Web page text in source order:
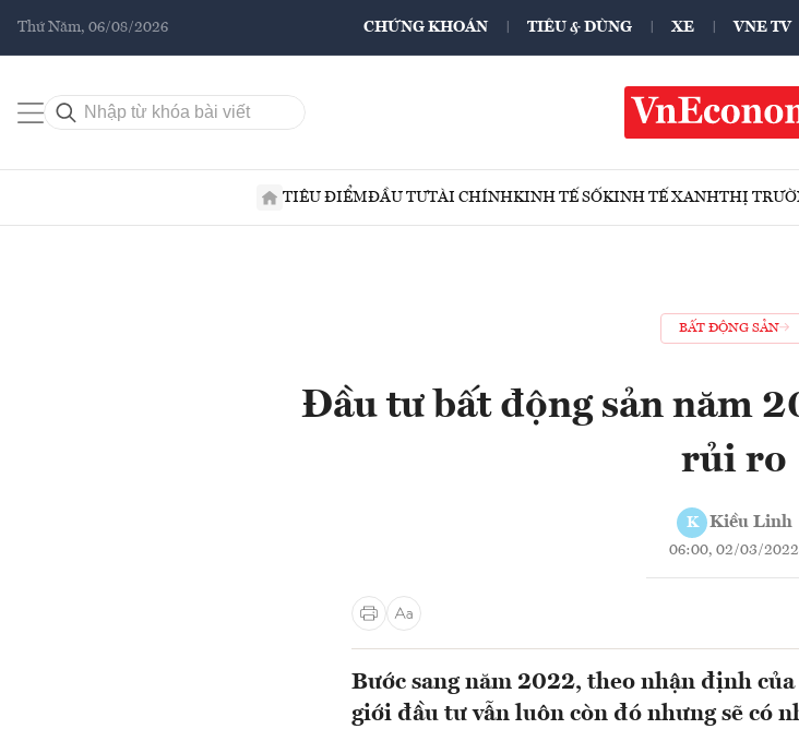
Thứ Năm, 06/08/2026 CHỨNG KHOÁN TIÊU & DÙNG XE VNE TV
TIÊU ĐIỂMĐẦU TƯTÀI CHÍNHKINH TẾ SỐKINH TẾ XANHTHỊ
BẤT ĐỘNG SẢN
Đầu tư bất động sản năm
rủi ro
K Kiều Linh
06:00, 02/03/2022
Bước sang năm 2022, theo nhận định
giới đầu tư vẫn luôn còn đó nhưng sẽ có